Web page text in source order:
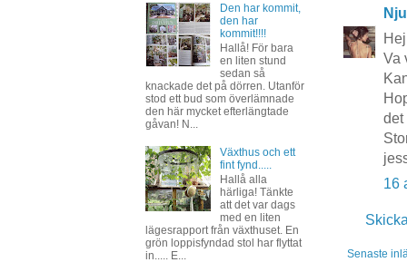
Va
det
16
Senaste
Den har kommit,
den har
kommit!!!!
Hallå! För bara
en liten stund
sedan så
knackade det på dörren. Utanför
stod ett bud som överlämnade
den här mycket efterlängtade
gåvan! N...
Växthus och ett
fint fynd.....
Hallå alla
härliga! Tänkte
att det var dags
med en liten
lägesrapport från växthuset. En
grön loppisfyndad stol har flyttat
in..... E...